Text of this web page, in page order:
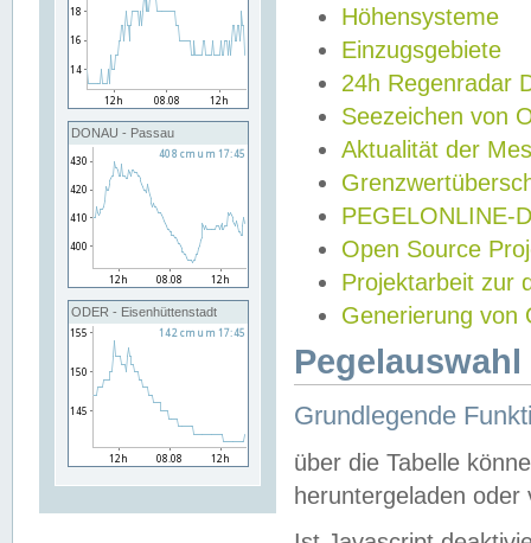
DONAU - Passau
ODER - Eisenhüttenstadt
Höhensysteme
Einzugsgebiete
24h Regenradar
Seezeichen von
Aktualität der
PEGELONLINE-
Open Source
Projektarbeit zur
Generierung von
Grundlegende
über die Tabelle
heruntergeladen oder